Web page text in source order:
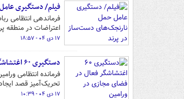
فیلم/ دستگیری
فرماندهی انتظامی
اعتراضات در منطقه
۱۷ دی ۰۴ - ۱۸:۵۷
دستگیری ۶۰ اغتشاشگر فعال در فضای مجازی در ورامین
تحریک‌آمیز قصد
۱۷ دی ۰۴ - ۱۰:۳۹